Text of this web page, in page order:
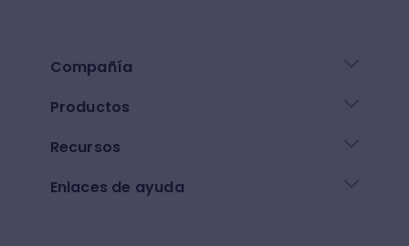
Compañía
Productos
Recursos
Enlaces de ayuda